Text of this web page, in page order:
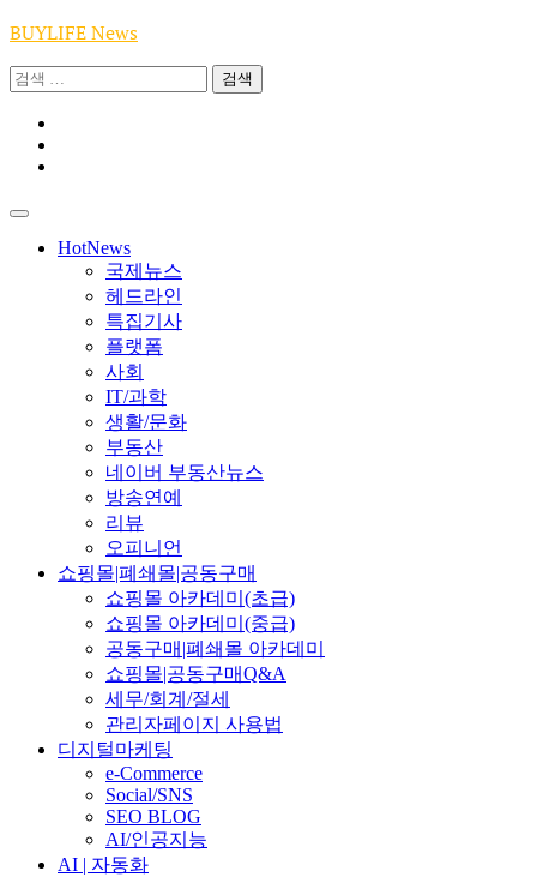
Skip
content
BUYLIFE News
검
HotNews
국제뉴스
헤드라인
특집기사
플랫폼
사회
IT/과학
생활/문화
부동산
네이버 부동산뉴스
방송연예
리뷰
오피니언
쇼핑몰|폐쇄몰|공동구매
쇼핑몰 아카데미(초급)
쇼핑몰 아카데미(중급)
공동구매|폐쇄몰 아카데미
쇼핑몰|공동구매Q&A
세무/회계/절세
관리자페이지 사용법
디지털마케팅
e-Commerce
Social/SNS
SEO BLOG
AI/인공지능
AI | 자동화